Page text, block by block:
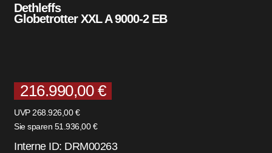
Dethleffs
Globetrotter XXL A 9000-2 EB
216.990,00 €
UVP 268.926,00 €
Sie sparen 51.936,00 €
Interne ID: DRM00263